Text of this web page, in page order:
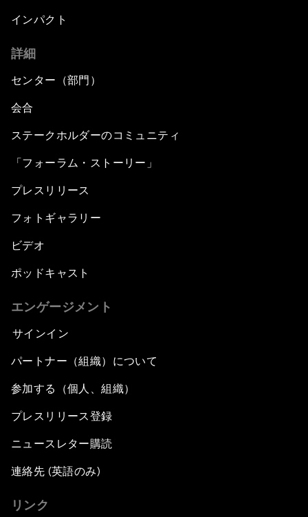
インパクト
詳細
センター（部門）
会合
ステークホルダーのコミュニティ
「フォーラム・ストーリー」
プレスリリース
フォトギャラリー
ビデオ
ポッドキャスト
エンゲージメント
サインイン
パートナー（組織）について
参加する（個人、組織）
プレスリリース登録
ニュースレター購読
連絡先 (英語のみ)
リンク